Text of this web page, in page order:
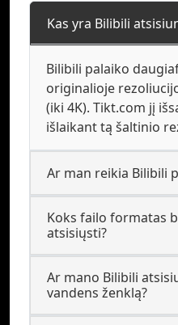
Kas yra Bilibili
Bilibili palaiko
originalioje
(iki 4K). Tikt.com jį
išlaikant tą šaltinio
Ar man reikia Bilibili
Koks failo formatas
atsisiųsti?
Ar mano Bilibili
vandens ženklą?